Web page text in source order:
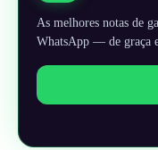
As melhores notas de
WhatsApp — de graça